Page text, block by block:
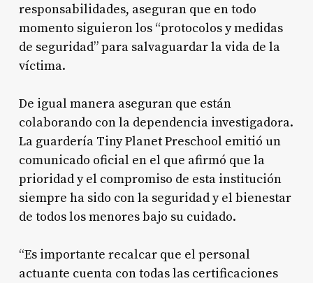
responsabilidades, aseguran que en todo
momento siguieron los “protocolos y medidas
de seguridad” para salvaguardar la vida de la
víctima.
De igual manera aseguran que están
colaborando con la dependencia investigadora.
La guardería Tiny Planet Preschool emitió un
comunicado oficial en el que afirmó que la
prioridad y el compromiso de esta institución
siempre ha sido con la seguridad y el bienestar
de todos los menores bajo su cuidado.
“Es importante recalcar que el personal
actuante cuenta con todas las certificaciones